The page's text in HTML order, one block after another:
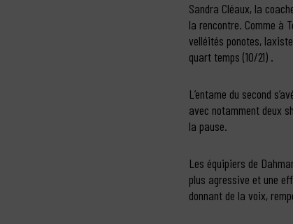
Sandra Cléaux, la
la rencontre. Comme à
velléités ponotes,
quart temps (10/21) .
L’entame du second
avec notamment deux
la pause.
Les équipiers de
plus agressive et une
donnant de la voix,